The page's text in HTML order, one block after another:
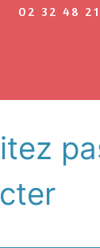
02 32 48